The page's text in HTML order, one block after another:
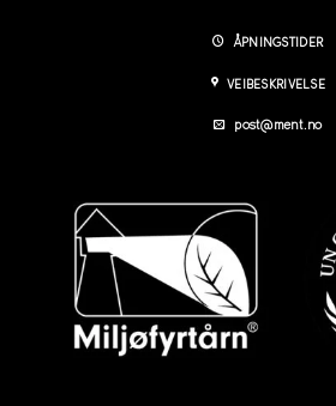
ÅPNINGSTIDER
VEIBESKRIVELSE
post@ment.no